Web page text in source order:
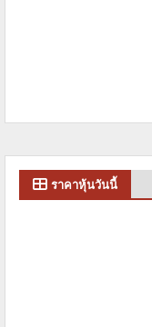
ราคาหุ้นวันนี้